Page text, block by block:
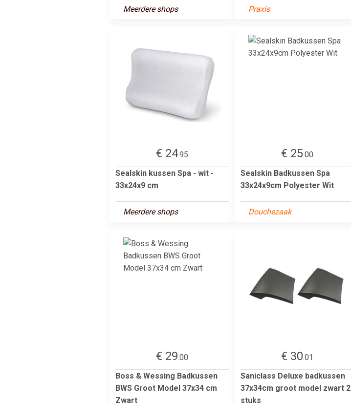
Meerdere shops
Praxis
€ 24.95
Sealskin kussen Spa - wit -
33x24x9 cm
Meerdere shops
€ 25.00
Sealskin Badkussen Spa
33x24x9cm Polyester Wit
Douchezaak
€ 29.00
Boss & Wessing Badkussen
BWS Groot Model 37x34 cm
Zwart
€ 30.01
Saniclass Deluxe badkussen
37x34cm groot model zwart 2
stuks